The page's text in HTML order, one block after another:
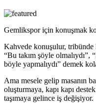
Gemlikspor için konuşmak
Kahvede konuşulur, tribünde
“Bu takım şöyle olmalıydı”,
böyle yapmalıydı” demek
Ama mesele gelip masanın
oluşturmaya, kapı kapı
taşımaya gelince iş değişiyor.